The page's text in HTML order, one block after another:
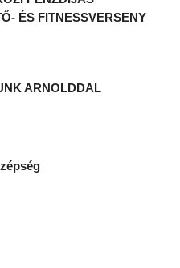
ÉS FITNESSVERSENY
ARNOLDDAL